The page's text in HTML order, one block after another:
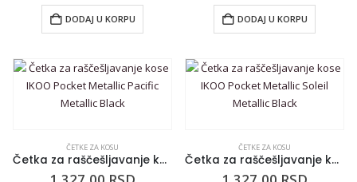
DODAJ U KORPU DODAJ U KORPU
ČETKE ZA KOSU
Četka za raščešljavanje kose IKOO Pocket Metallic Pacific Metallic Black
ČETKE ZA KOSU
Četka za raščešljavanje kose IKOO Pocket Metallic Soleil Metallic Black